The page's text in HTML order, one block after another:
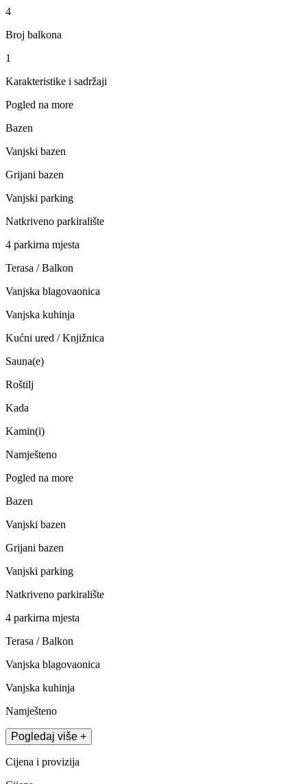
4
Broj balkona
1
Karakteristike i sadržaji
Pogled na more
Bazen
Vanjski bazen
Grijani bazen
Vanjski parking
Natkriveno parkiralište
4 parkirna mjesta
Terasa / Balkon
Vanjska blagovaonica
Vanjska kuhinja
Kućni ured / Knjižnica
Sauna(e)
Roštilj
Kada
Kamin(i)
Namješteno
Pogled na more
Bazen
Vanjski bazen
Grijani bazen
Vanjski parking
Natkriveno parkiralište
4 parkirna mjesta
Terasa / Balkon
Vanjska blagovaonica
Vanjska kuhinja
Namješteno
Pogledaj više +
Cijena i provizija